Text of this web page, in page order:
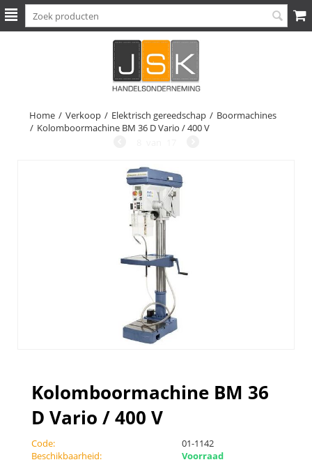
Home / Verkoop / Elektrisch gereedschap / Boormachines
/ Kolomboormachine BM 36 D Vario / 400 V
Kolomboormachine BM 36
D Vario / 400 V
Code:
01-1142
Beschikbaarheid:
Voorraad